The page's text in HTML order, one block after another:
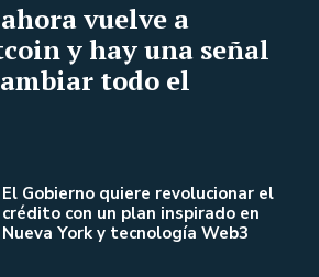
vuelve a
y hay una señal
todo el
El Gobierno quiere revolucionar el
crédito con un plan inspirado en
Nueva York y tecnología Web3